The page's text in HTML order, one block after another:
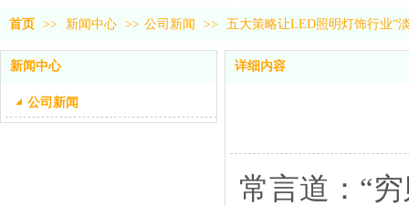
首页 >> 新闻中心 >> 公司新闻 >> 五大策略让LED照明灯饰行业“
新闻中心
公司新闻
详细内容
常言道：“